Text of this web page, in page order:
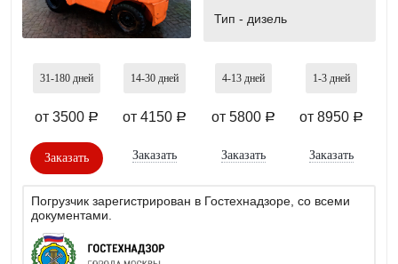
Тип - дизель
31-180 дней
от 3500 a
Заказать
14-30 дней
от 4150 a
Заказать
4-13 дней
от 5800 a
Заказать
1-3 дней
от 8950 a
Заказать
Погрузчик зарегистрирован в Гостехнадзоре, со всеми
документами.